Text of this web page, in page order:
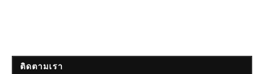
ติดตามเรา